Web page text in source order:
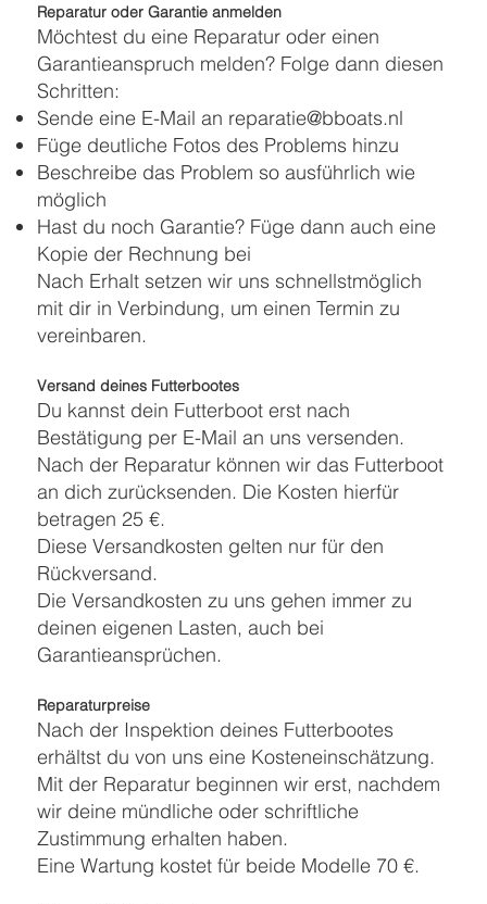
Reparatur oder Garantie anmelden
Möchtest du eine Reparatur oder einen
Garantieanspruch melden? Folge dann diesen
Schritten:
Sende eine E-Mail an reparatie@bboats.nl
Füge deutliche Fotos des Problems hinzu
Beschreibe das Problem so ausführlich wie
möglich
Hast du noch Garantie? Füge dann auch eine
Kopie der Rechnung bei
Nach Erhalt setzen wir uns schnellstmöglich
mit dir in Verbindung, um einen Termin zu
vereinbaren.
Versand deines Futterbootes
Du kannst dein Futterboot erst nach
Bestätigung per E-Mail an uns versenden.
Nach der Reparatur können wir das Futterboot
an dich zurücksenden. Die Kosten hierfür
betragen 25 €.
Diese Versandkosten gelten nur für den
Rückversand.
Die Versandkosten zu uns gehen immer zu
deinen eigenen Lasten, auch bei
Garantieansprüchen.
Reparaturpreise
Nach der Inspektion deines Futterbootes
erhältst du von uns eine Kosteneinschätzung.
Mit der Reparatur beginnen wir erst, nachdem
wir deine mündliche oder schriftliche
Zustimmung erhalten haben.
Eine Wartung kostet für beide Modelle 70 €.